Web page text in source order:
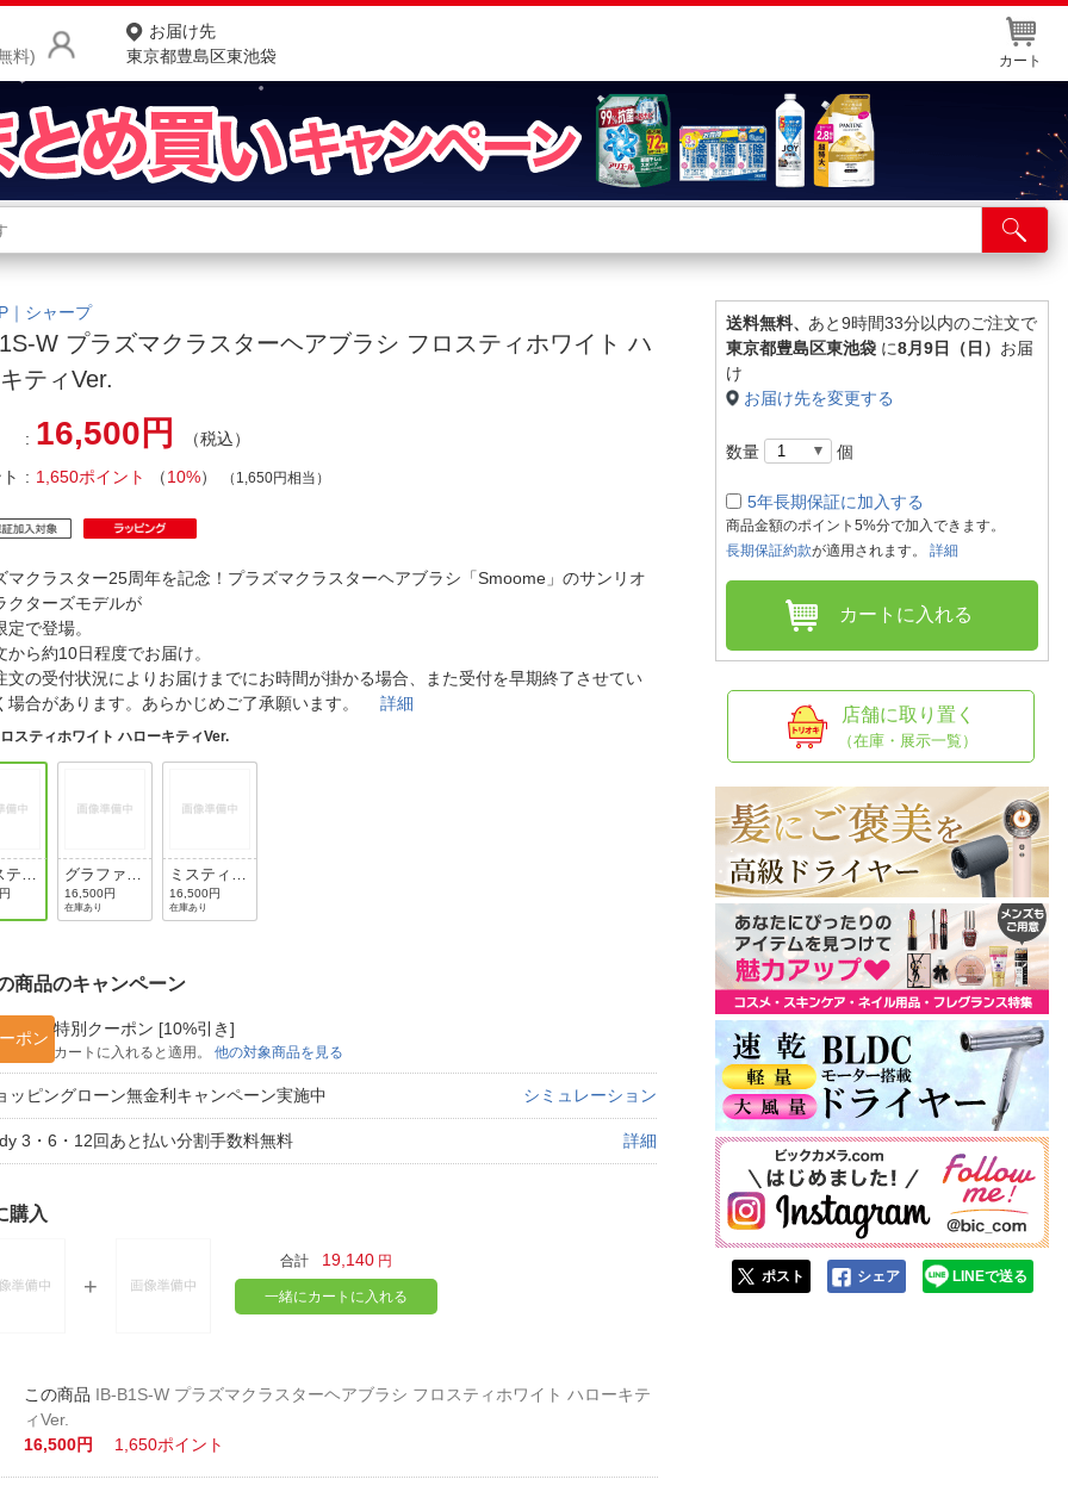
料)
お届け先
東京都豊島区東池袋
カート
商品をさがす
ランキングからさがす
カテゴリ一覧からさがす
お客様サポート
ご利用規約
店舗サービス
ネット取り置き
店舗情報・店舗一覧
IR情報
｜シャープ
W プラズマクラスターヘアブラシ フロスティホワイト ハ
ティVer.
16,500円
（税込）
1,650ポイント （10%） （1,650円相当）
マクラスター25周年を記念！プラズマクラスターヘアブラシ「Smoome」のサンリオ
クターズモデルが
定で登場。
から約10日程度でお届け。
の受付状況によりお届けまでにお時間が掛かる場合、また受付を早期終了させてい
場合があります。あらかじめご了承願います。詳細
スティホワイト ハローキティVer.
ティ
テ
グラファイ
トブラック
クロミVer.
16,500円
在庫あり
ミスティラ
イトブルー
シナモロー
16,500円
在庫あり
商品のキャンペーン
ポン
特別クーポン [10%引き]
カートに入れると適用。他の対象商品を見る
ッピングローン無金利キャンペーン実施中 シミュレーション
3・6・12回あと払い分割手数料無料 詳細
購入
合計 19,140 円
一緒にカートに入れる
IB-B1S-W プラズマクラスターヘアブラシ フロスティホワイト ハローキテ
ィVer.
16,500円
1,650ポイント
送料無料、 あと9時間33分以内のご注文で
東京都豊島区東池袋 に8月9日（日） お届
け
お届け先を変更する
数量 個
5年長期保証に加入する
商品金額のポイント5%分で加入できます。
長期保証約款が適用されます。 詳細
カートに入れる
店舗に取り置く
（在庫・展示一覧）
ポスト シェア LINEで送る